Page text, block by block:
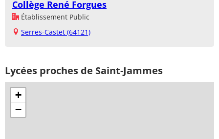
Collège René Forgues
Établissement Public
Serres-Castet (64121)
Lycées proches de Saint-Jammes
+
−